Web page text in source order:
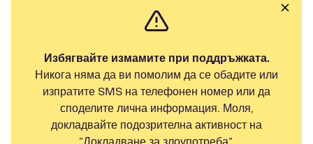
Избягвайте измамите при поддръжката.
Никога няма да ви помолим да се обадите или
изпратите SMS на телефонен номер или да
споделите лична информация. Моля,
докладвайте подозрителна активност на